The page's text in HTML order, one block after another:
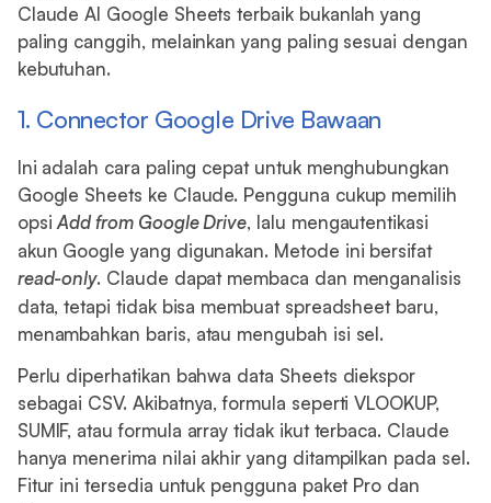
Claude AI Google Sheets terbaik bukanlah yang
paling canggih, melainkan yang paling sesuai dengan
kebutuhan.
1. Connector Google Drive Bawaan
Ini adalah cara paling cepat untuk menghubungkan
Google Sheets ke Claude. Pengguna cukup memilih
opsiAdd from Google Drive, lalu mengautentikasi
akun Google yang digunakan. Metode ini bersifat
read-only. Claude dapat membaca dan menganalisis
data, tetapi tidak bisa membuat spreadsheet baru,
menambahkan baris, atau mengubah isi sel.
Perlu diperhatikan bahwa data Sheets diekspor
sebagai CSV. Akibatnya, formula seperti VLOOKUP,
SUMIF, atau formula array tidak ikut terbaca. Claude
hanya menerima nilai akhir yang ditampilkan pada sel.
Fitur ini tersedia untuk pengguna paket Pro dan